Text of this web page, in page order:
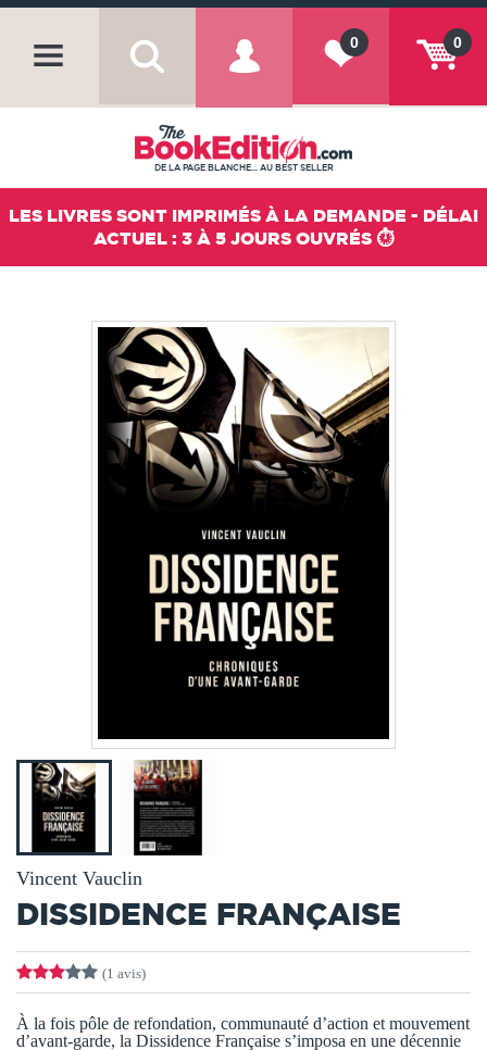
0
0
DE LA PAGE BLANCHE... AU BEST SELLER
LES LIVRES SONT IMPRIMÉS À LA DEMANDE - DÉLAI
ACTUEL : 3 À 5 JOURS OUVRÉS ⏱️
Vincent Vauclin
DISSIDENCE FRANÇAISE
(1 avis)
À la fois pôle de refondation, communauté d’action et mouvement
d’avant-garde, la Dissidence Française s’imposa en une décennie